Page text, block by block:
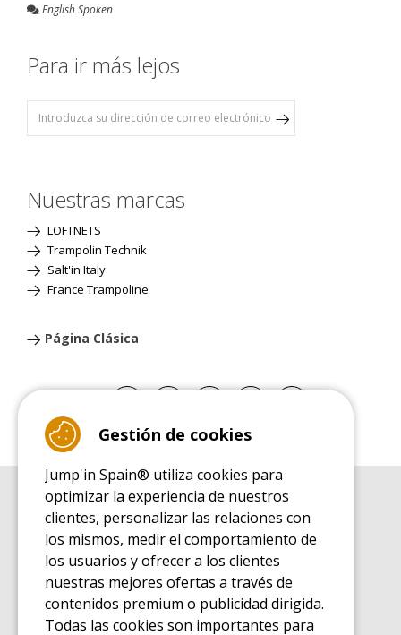
English Spoken
Para ir más lejos
Nuestras marcas
LOFTNETS
Trampolin Technik
Salt'in Italy
France Trampoline
Página Clásica
GUÍA DE COMPRA
Guía de compra para las camas elásticas de ocio
GUÍA DE INSTALACIÓN
Guía de montaje para la cama elástica de ocio
GUÍA DE MANTENIMIENTO
Guía de mantenimiento de las camas elásticas de ocio
Gestión de cookies
Jump'in Spain® utiliza cookies para
optimizar la experiencia de nuestros
clientes, personalizar las relaciones con
los mismos, medir el comportamiento de
los usuarios y ofrecer a los clientes
nuestras mejores ofertas a través de
contenidos premium o publicidad dirigida.
Todas las cookies son importantes para